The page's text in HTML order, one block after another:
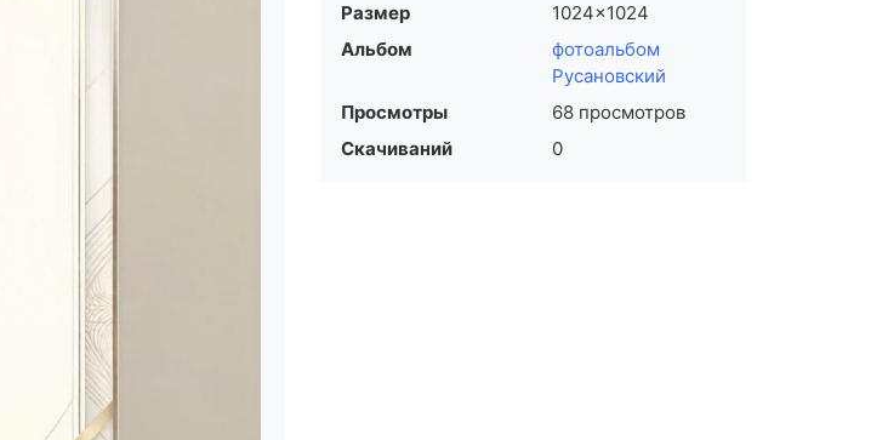
Размер
1024×1024
Альбом
фотоальбом
Русановский
Просмотры
68 просмотров
Скачиваний
0